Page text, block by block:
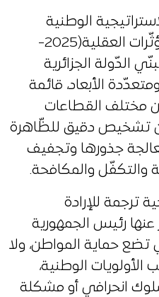
الوطنية
للوقاية من المخدّرات والمؤثّرات العقلية(2025-
الدّولة الجزائرية
الأبعاد، قائمة
مختلف القطاعات
تشخيص دقيق للظّاهرة
جذورها وتجفيف
والتكفّل والمكافحة.
ترجمة للإرادة
عنها رئيس الجمهورية
تضع حماية المواطن، ولا
الوطنية،
انحرافي أو مشكلة